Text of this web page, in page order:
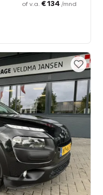
of v.a. € 134 /mnd